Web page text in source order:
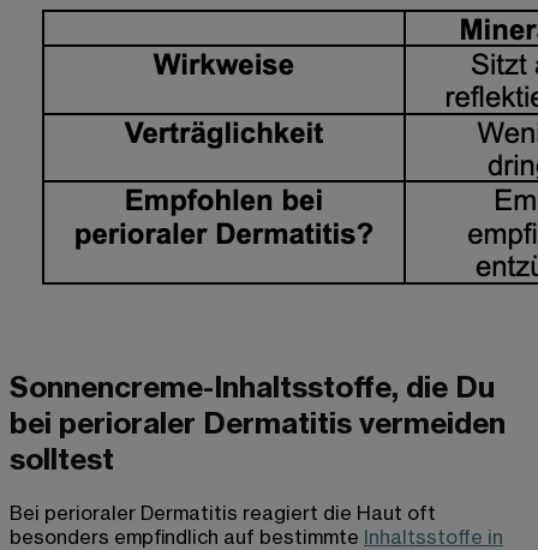
Sonnencreme-Inhaltsstoffe, die Du
bei perioraler Dermatitis vermeiden
solltest
Bei perioraler Dermatitis reagiert die Haut oft
besonders empfindlich auf bestimmte Inhaltsstoffe in